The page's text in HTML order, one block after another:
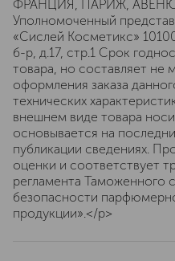
ФРАНЦИЯ, ПАРИЖ,
Уполномоченный
«Сислей Косметикс»
б-р, д.17, cтр.1 Срок
товара, но составляет не
оформления заказа
технических
внешнем виде товара
основывается на
публикации сведениях.
оценки и соответствует
регламента
безопасности
продукции».</p>